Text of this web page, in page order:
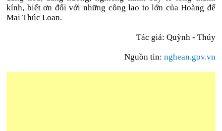
kính, biết ơn đối với những công lao to lớn của Hoàng đế
Mai Thúc Loan.
Tác giả: Quỳnh - Thúy
Nguồn tin: nghean.gov.vn